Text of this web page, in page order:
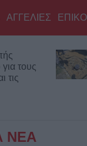
ΑΓΓΕΛΙΕΣ
τους
τις
ΝΕΑ